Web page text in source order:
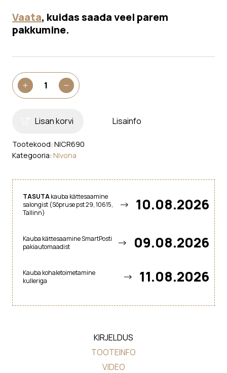
Vaata, kuidas saada veel parem
pakkumine.
+
Kohvimasin
Nivona
-
Lisan korvi Lisainfo
Tootekood: NICR690
Kategooria: Nivona
TASUTAkauba kättesaamine
salongist (Sõpruse pst 29, 10615,
Tallinn)
10.08.2026
Kauba kättesaamine SmartPosti
pakiautomaadist
09.08.2026
Kauba kohaletoimetamine
kulleriga
11.08.2026
KIRJELDUS
TOOTEINFO
VIDEO